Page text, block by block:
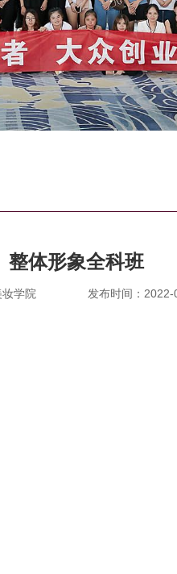
整体形象全科班
学院 发布时间：